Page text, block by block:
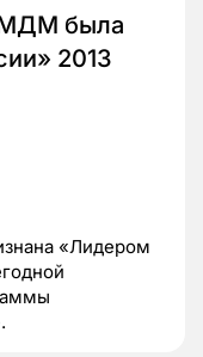
МДМ была
2013
«Лидером